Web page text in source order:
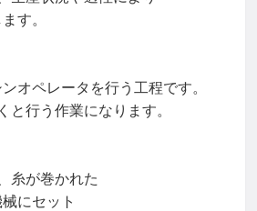
す。
オペレータを行う工程です。
と行う作業になります。
糸が巻かれた
にセット